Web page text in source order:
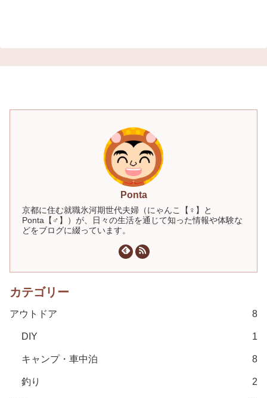
Ponta
京都に住む就職氷河期世代夫婦（にゃんこ【♀】と
Ponta【♂】）が、日々の生活を通じて知った情報や体験な
どをブログに綴っています。
カテゴリー
アウトドア 8
DIY 1
キャンプ・車中泊 8
釣り 2